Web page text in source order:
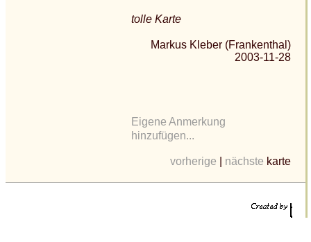
tolle Karte
Markus Kleber (Frankenthal)
2003-11-28
Eigene Anmerkung
hinzufügen...
vorherige nächste karte